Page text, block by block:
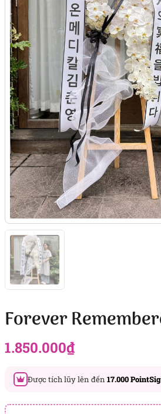
Forever
1.850.000₫
Được tích lũy lên đến 17.000
Đây là số PointSight ước tính bạn sẽ